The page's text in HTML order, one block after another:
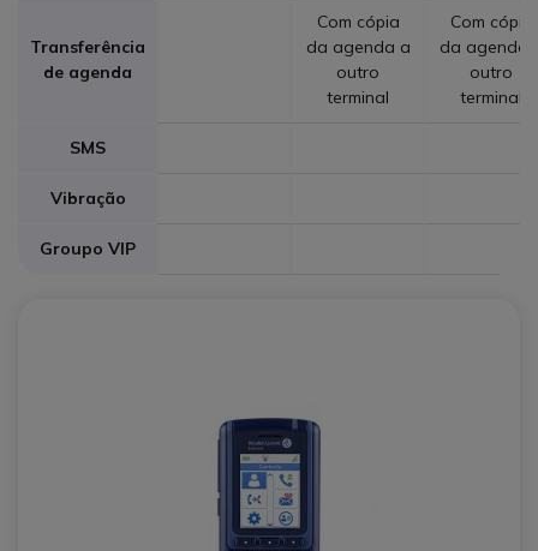
Transferência
de agenda
Com cópia
da agenda a
outro
terminal
Com cópia
da agenda
outro
terminal
SMS
Vibração
Groupo VIP